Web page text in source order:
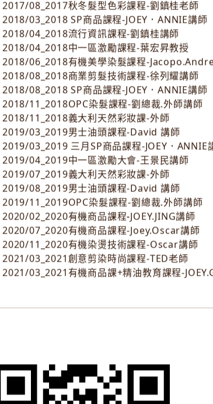
2017/08_2017SP商品課程-劉總裁．JOEY講師
2017/08_2017秋冬髮型色彩課程-劉鎮桂老師
2018/03_2018 SP商品課程-JOEY．ANNIE講師
2018/04_2018流行資訊課程-劉鎮桂講師
2018/04_2018中一區激勵課程-葉宏昇教授
2018/06_2018有機美學染髮課程-
2018/08_2018商業剪髮技術課程-徐列耀講師
2018/08_2018 SP商品課程-JOEY．ANNIE講師
2018/11_2018OPC染髮課程-劉總裁.外師講師
2018/11_2018義大利天然彩妝課-外師
2019/03_2019男士油頭課程-David 講師
2019/03_2019 三月SP商品課程-JOEY．ANNIE
2019/04_2019中一區激勵大會-王景民講師
2019/07_2019義大利天然彩妝課-外師
2019/08_2019男士油頭課程-David 講師
2019/11_2019OPC染髮課程-劉總裁.外師講師
2020/02_2020有機商品課程-JOEY.JING講師
2020/07_2020有機商品課程-Joey.Oscar講師
2020/11_2020有機染燙技術課程-Oscar講師
2021/03_2021創意剪染時尚課程-TED老師